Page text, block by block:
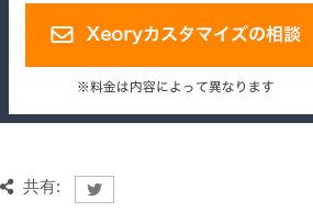
共有: